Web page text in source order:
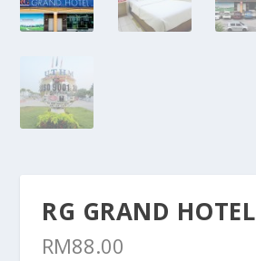
RG GRAND HOTEL
RM88.00